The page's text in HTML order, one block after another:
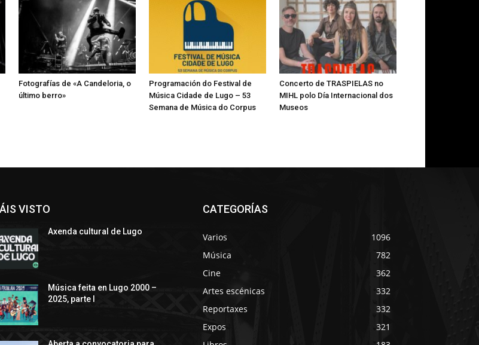
Fotografías de «A Candeloria, o
último berro»
Programación do Festival de
Música Cidade de Lugo – 53
Semana de Música do Corpus
Concerto de TRASPIELAS no
MIHL polo Día Internacional dos
Museos
VISTO
Axenda cultural de Lugo
Música feita en Lugo 2000 –
2025, parte I
CATEGORÍAS
Varios
1096
Música
782
Cine
362
Artes escénicas
332
Reportaxes
332
Expos
321